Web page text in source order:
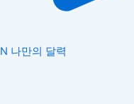
N 나만의 달력